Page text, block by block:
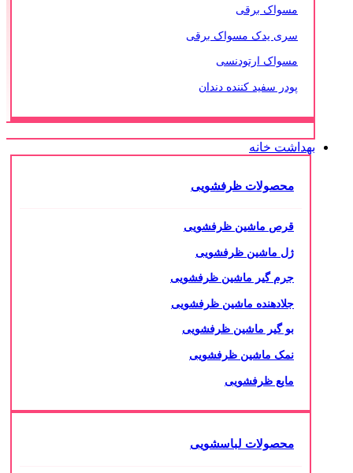
مسواک برقی
سری یدک مسواک برقی
مسواک ارتودنسی
پودر سفید کننده دندان
بهداشت خانه
محصولات ظرفشویی
قرص ماشین ظرفشویی
ژل ماشین ظرفشویی
جرم گیر ماشین ظرفشویی
جلادهنده ماشین ظرفشویی
بو گیر ماشین ظرفشویی
نمک ماشین ظرفشویی
مایع ظرفشویی
محصولات لباسشویی